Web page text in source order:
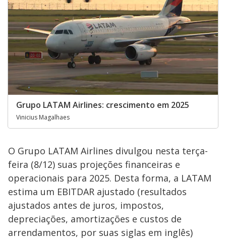
Grupo LATAM Airlines: crescimento em 2025
Vinicius Magalhaes
O Grupo LATAM Airlines divulgou nesta terça-
feira (8/12) suas projeções financeiras e
operacionais para 2025. Desta forma, a LATAM
estima um EBITDAR ajustado (resultados
ajustados antes de juros, impostos,
depreciações, amortizações e custos de
arrendamentos, por suas siglas em inglês)